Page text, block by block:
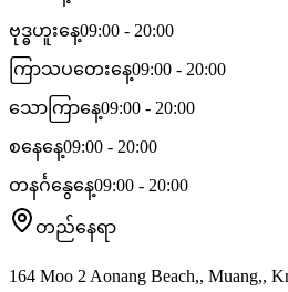
ဗုဒ္ဓဟူးနေ့09:00 - 20:00
ကြာသပတေးနေ့09:00 - 20:00
သောကြာနေ့09:00 - 20:00
စနေနေ့09:00 - 20:00
တနင်္ဂနွေနေ့09:00 - 20:00
တည်နေရာ
164 Moo 2 Aonang Beach,, Muang,,